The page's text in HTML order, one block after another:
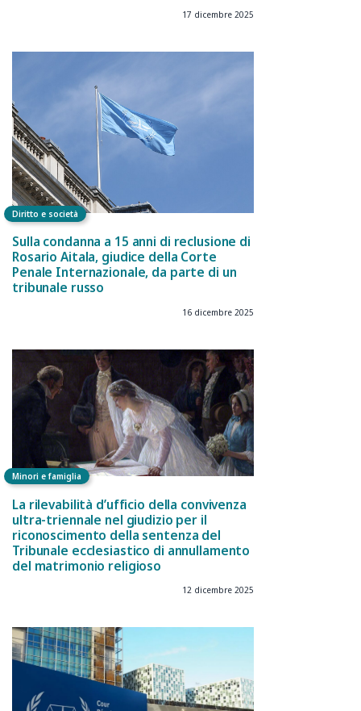
17 dicembre 2025
Diritto e società
Sulla condanna a 15 anni di reclusione di
Rosario Aitala, giudice della Corte
Penale Internazionale, da parte di un
tribunale russo
16 dicembre 2025
Minori e famiglia
La rilevabilità d’ufficio della convivenza
ultra-triennale nel giudizio per il
riconoscimento della sentenza del
Tribunale ecclesiastico di annullamento
del matrimonio religioso
12 dicembre 2025